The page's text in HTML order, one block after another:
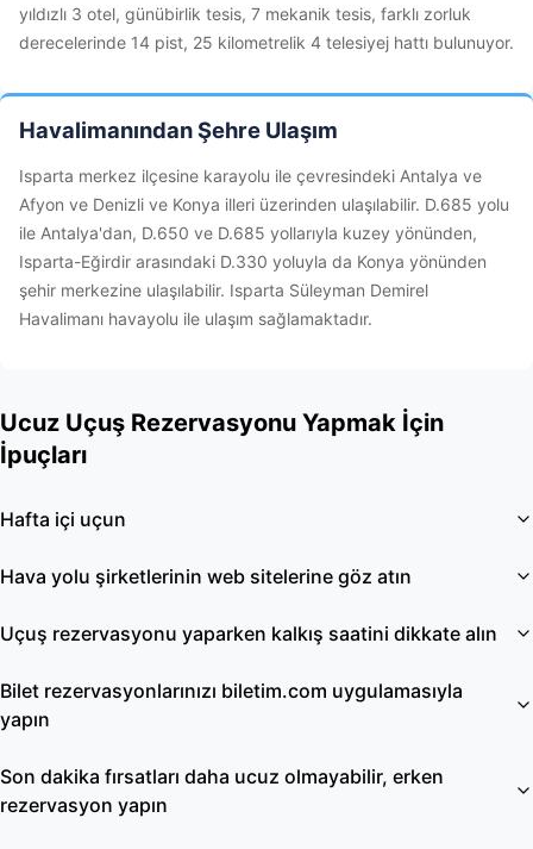
yıldızlı 3 otel, günübirlik tesis, 7 mekanik tesis, farklı zorluk
derecelerinde 14 pist, 25 kilometrelik 4 telesiyej hattı bulunuyor.
Havalimanından Şehre Ulaşım
Isparta merkez ilçesine karayolu ile çevresindeki Antalya ve
Afyon ve Denizli ve Konya illeri üzerinden ulaşılabilir. D.685 yolu
ile Antalya'dan, D.650 ve D.685 yollarıyla kuzey yönünden,
Isparta-Eğirdir arasındaki D.330 yoluyla da Konya yönünden
şehir merkezine ulaşılabilir. Isparta Süleyman Demirel
Havalimanı havayolu ile ulaşım sağlamaktadır.
Ucuz Uçuş Rezervasyonu Yapmak İçin
İpuçları
Hafta içi uçun
Hava yolu şirketlerinin web sitelerine göz atın
Uçuş rezervasyonu yaparken kalkış saatini dikkate alın
Bilet rezervasyonlarınızı biletim.com uygulamasıyla
yapın
Son dakika fırsatları daha ucuz olmayabilir, erken
rezervasyon yapın